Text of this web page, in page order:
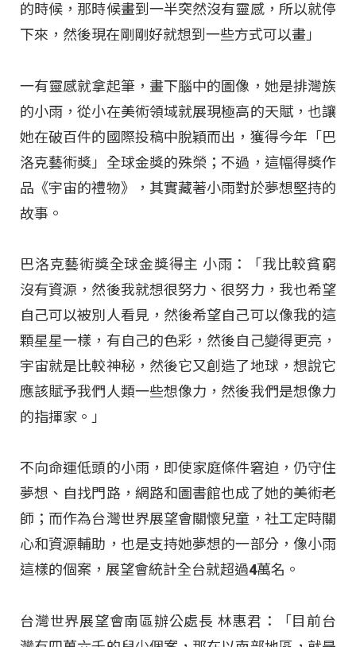
的時候，那時候畫到一半突然沒有靈感，所以就停
下來，然後現在剛剛好就想到一些方式可以畫」
一有靈感就拿起筆，畫下腦中的圖像，她是排灣族
的小雨，從小在美術領域就展現極高的天賦，也讓
她在破百件的國際投稿中脫穎而出，獲得今年「巴
洛克藝術獎」全球金獎的殊榮；不過，這幅得獎作
品《宇宙的禮物》，其實藏著小雨對於夢想堅持的
故事。
巴洛克藝術獎全球金獎得主 小雨：「我比較貧窮
沒有資源，然後我就想很努力、很努力，我也希望
自己可以被別人看見，然後希望自己可以像我的這
顆星星一樣，有自己的色彩，然後自己變得更亮，
宇宙就是比較神秘，然後它又創造了地球，想說它
應該賦予我們人類一些想像力，然後我們是想像力
的指揮家。」
不向命運低頭的小雨，即使家庭條件窘迫，仍守住
夢想、自找門路，網路和圖書館也成了她的美術老
師；而作為台灣世界展望會關懷兒童，社工定時關
心和資源輔助，也是支持她夢想的一部分，像小雨
這樣的個案，展望會統計全台就超過4萬名。
台灣世界展望會南區辦公處長 林惠君：「目前台